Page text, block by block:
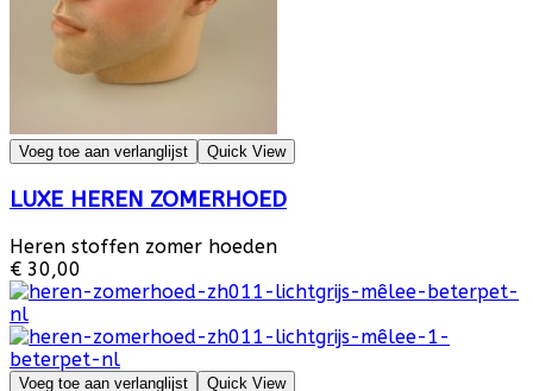
Voeg toe aan verlanglijst Quick View
LUXE HEREN ZOMERHOED
Heren stoffen zomer hoeden
€ 30,00
Voeg toe aan verlanglijst Quick View